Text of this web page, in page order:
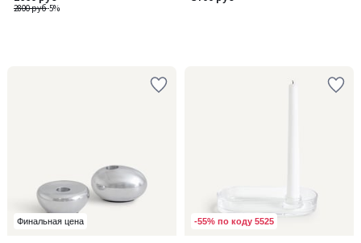
2800 руб-5%
Финальная цена -55% по коду 5525